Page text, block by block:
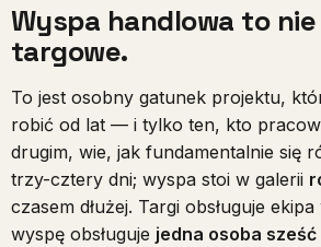
Wyspa handlowa to
targowe.
To jest osobny gatunek projektu,
robić od lat — i tylko ten, kto
drugim, wie, jak fundamentalnie się
trzy-cztery dni; wyspa stoi w galerii
czasem dłużej. Targi obsługuje
wyspę obsługuje jedna osoba